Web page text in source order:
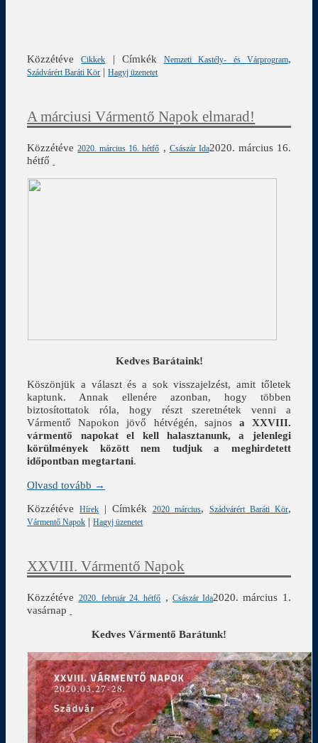
Közzétéve Cikkek | Címkék Nemzeti Kastély- és Várprogram,
Szádvárért Baráti Kör |Hagyj üzenetet
A márciusi Vármentő Napok elmarad!
Közzétéve2020. március 16. hétfő , Császár Ida2020. március 16.
hétfő
Kedves Barátaink!
Köszönjük a választ és a sok visszajelzést, amit tőletek
kaptunk. Annak ellenére azonban, hogy többen
biztosítottatok róla, hogy részt szeretnétek venni a
Vármentő Napokon jövő hétvégén, sajnos a XXVIII.
vármentő napokat el kell halasztanunk, a jelenlegi
körülmények között nem tudjuk a meghirdetett
időpontban megtartani.
Olvasd tovább →
Közzétéve
Hírek |Címkék 2020 március, Szádvárért Baráti Kör,
Vármentő Napok |Hagyj üzenetet
XXVIII. Vármentő Napok
Közzétéve 2020. február 24. hétfő , Császár Ida2020. március 1.
vasárnap
Kedves Vármentő Barátunk!